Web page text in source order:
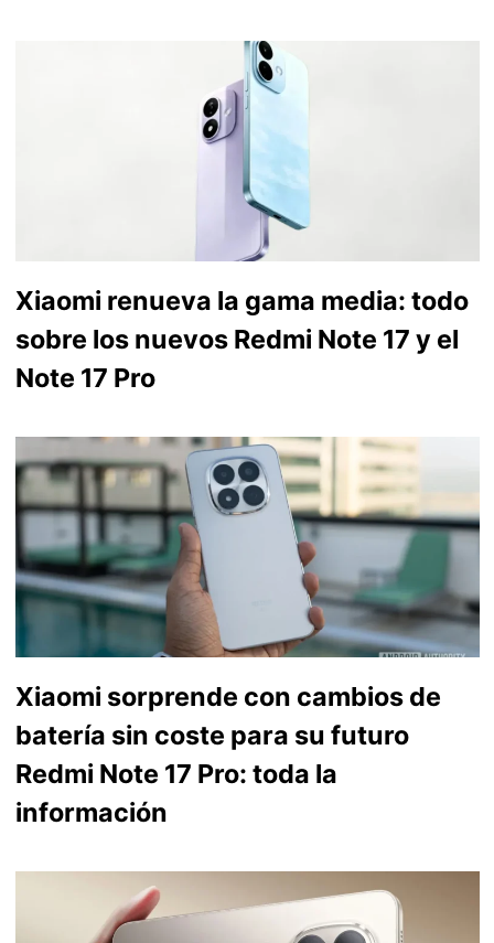
Xiaomi renueva la gama media: todo
sobre los nuevos Redmi Note 17 y el
Note 17 Pro
Xiaomi sorprende con cambios de
batería sin coste para su futuro
Redmi Note 17 Pro: toda la
información